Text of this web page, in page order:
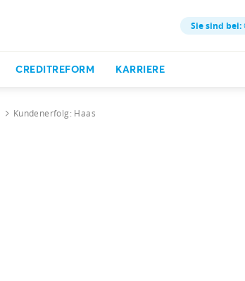
Sie sind bei:
CREDITREFORM KARRIERE
Kundenerfolg: Haas